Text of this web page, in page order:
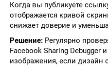
Когда вы публикуете
отображается кривой
снижает доверие и
Решение: Регулярно
Facebook Sharing Debugger
изображения, если дизайн